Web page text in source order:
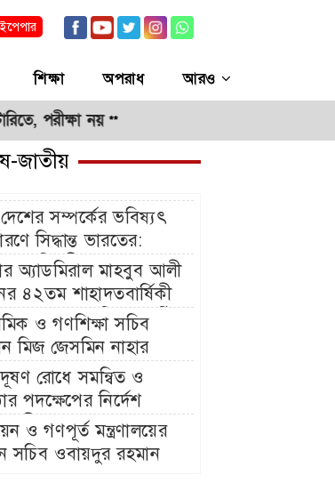
ইপেপার
শিক্ষা অপরাধ আরও
নয় **
জাতীয়
সম্পর্কের ভবিষ্যৎ
সিদ্ধান্ত ভারতের:
প্রতিমন্ত্রী শামা ওবায়েদ
অ্যাডমিরাল মাহবুব আলী
৪২তম শাহাদতবার্ষিকী
দোয়া মাহফিল অনুষ্ঠিত
ও গণশিক্ষা সচিব
মিজ জেসমিন নাহার
রোধে সমন্বিত ও
পদক্ষেপের নির্দেশ
ও গণপূর্ত মন্ত্রণালয়ের
সচিব ওবায়দুর রহমান